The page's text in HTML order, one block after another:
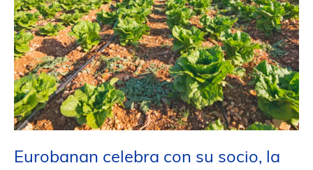
Eurobanan celebra con su socio, la